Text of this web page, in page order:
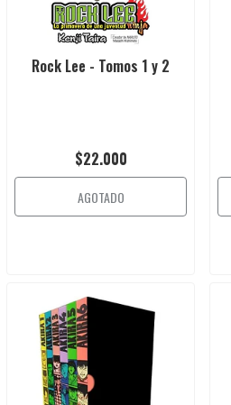
Rock Lee - Tomos 1 y 2
$22.000
AGOTADO